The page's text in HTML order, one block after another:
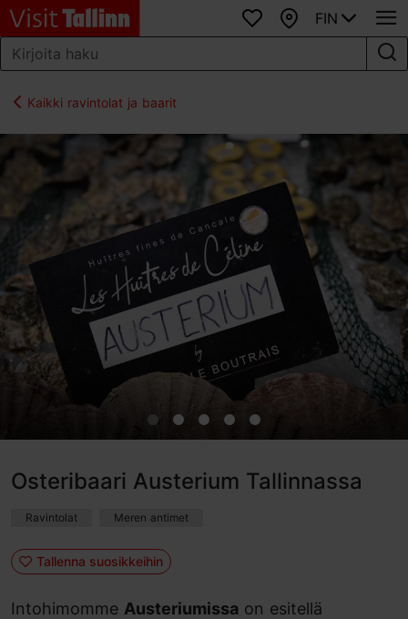
SuosikitKartta
FIN
Kaikki ravintolat ja baarit
Osteribaari Austerium Tallinnassa
Ravintolat Meren antimet
Tallenna suosikkeihin
Intohimomme Austeriumissa on esitellä